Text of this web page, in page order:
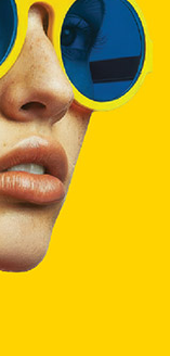
arasında yer
üretim
ölçekli işletmeler
firmaların
tarzın